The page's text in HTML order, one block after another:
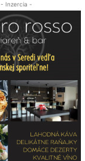
- Inzercia -